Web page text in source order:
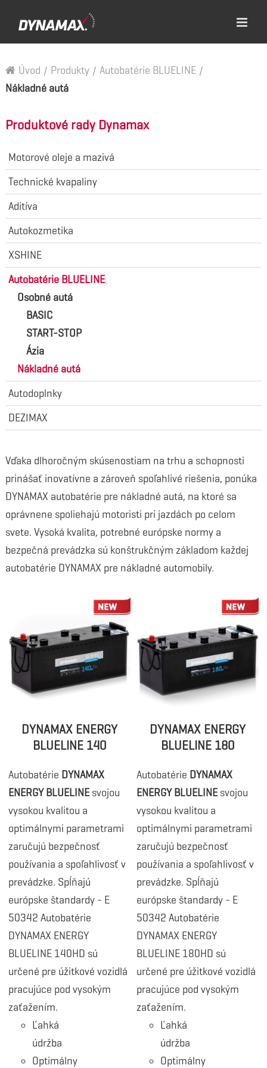
Úvod / Produkty / Autobatérie BLUELINE /
Nákladné autá
Vďaka dlhoročným skúsenostiam na trhu a schopnosti
prinášať inovatívne a zároveň spoľahlivé riešenia, ponúka
DYNAMAX autobatérie pre nákladné autá, na ktoré sa
oprávnene spoliehajú motoristi pri jazdách po celom
svete. Vysoká kvalita, potrebné európske normy a
bezpečná prevádzka sú konštrukčným základom každej
autobatérie DYNAMAX pre nákladné automobily.
DYNAMAX ENERGY
BLUELINE 140
Autobatérie DYNAMAX
ENERGY BLUELINEsvojou
vysokou kvalitou a
optimálnymi parametrami
zaručujú bezpečnosť
používania a spoľahlivosť v
prevádzke. Spĺňajú
európske štandardy - E
50342 Autobatérie
DYNAMAX ENERGY
BLUELINE 140HD sú
určené pre úžitkové vozidlá
pracujúce pod vysokým
zaťažením.
Ľahká
údržba
Optimálny
DYNAMAX ENERGY
BLUELINE 180
Autobatérie DYNAMAX
ENERGY BLUELINEsvojou
vysokou kvalitou a
optimálnymi parametrami
zaručujú bezpečnosť
používania a spoľahlivosť v
prevádzke. Spĺňajú
európske štandardy - E
50342 Autobatérie
DYNAMAX ENERGY
BLUELINE 180HD sú
určené pre úžitkové vozidlá
pracujúce pod vysokým
zaťažením.
Ľahká
údržba
Optimálny
Produktové rady Dynamax
Motorové oleje a mazivá
Technické kvapaliny
Aditíva
Autokozmetika
XSHINE
Autobatérie BLUELINE
Osobné autá
BASIC
START-STOP
Ázia
Nákladné autá
Autodoplnky
DEZIMAX